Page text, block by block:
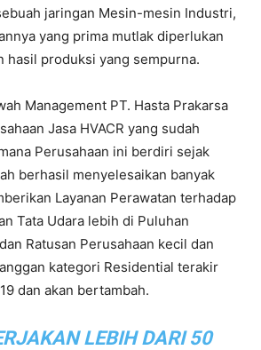
jaringan Mesin-mesin Industri,
yang prima mutlak diperlukan
hasil produksi yang sempurna.
Management PT. Hasta Prakarsa
Jasa HVACR yang sudah
Perusahaan ini berdiri sejak
berhasil menyelesaikan banyak
Layanan Perawatan terhadap
Tata Udara lebih di Puluhan
Ratusan Perusahaan kecil dan
kategori Residential terakir
dan akan bertambah.
LEBIH DARI 50